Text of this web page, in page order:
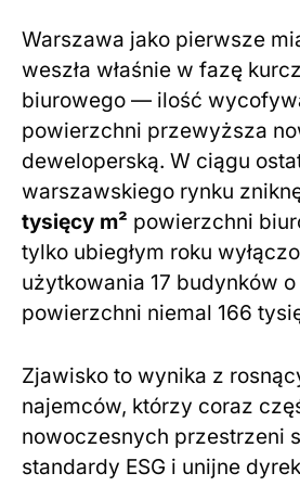
Warszawa jako pierwsze
weszła właśnie w fazę
biurowego — ilość
powierzchni przewyższa
deweloperską. W ciągu
warszawskiego rynku
tysięcy m² powierzchni
tylko ubiegłym roku
użytkowania 17 budynków o
powierzchni niemal 166
Zjawisko to wynika z
najemców, którzy coraz
nowoczesnych przestrzeni
standardy ESG i unijne